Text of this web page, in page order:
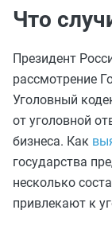
Что
Президент
рассмотрение
Уголовный
от уголовной
бизнеса. Как
государства
несколько
привлекают к